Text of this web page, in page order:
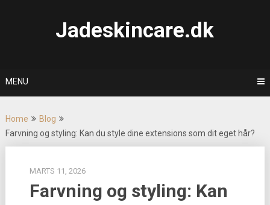
Jadeskincare.dk
MENU
Home
Blog
Farvning og styling: Kan du style dine extensions som dit eget hår?
MARTS 11, 2026
Farvning og styling: Kan